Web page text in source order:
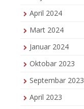
April 2024
Mart 2024
Januar 2024
Oktobar 2023
Septembar 2023
April 2023